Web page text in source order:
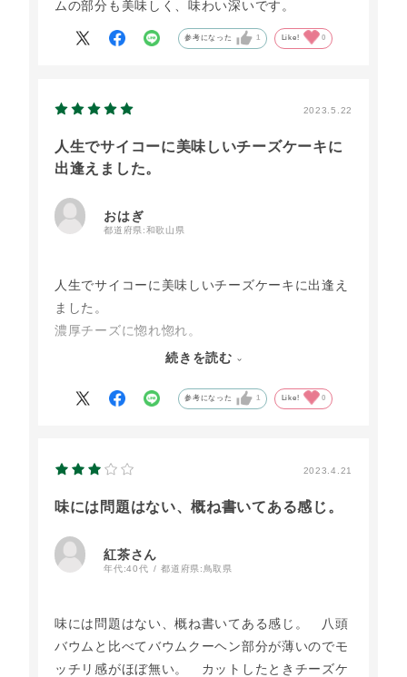
ムの部分も美味しく、味わい深いです。
参考になった 1 Like! 0
2023.5.22
人生でサイコーに美味しいチーズケーキに
出逢えました。
おはぎ
都道府県:和歌山県
人生でサイコーに美味しいチーズケーキに出逢え
ました。
濃厚チーズに惚れ惚れ。
まさに至福の時間を味わえました。
負けず劣らず。
と感じました。
続きを読む
参考になった 1 Like! 0
2023.4.21
味には問題はない、概ね書いてある感じ。
紅茶さん
年代:40代 都道府県: 鳥取県
味には問題はない、概ね書いてある感じ。 八頭
バウムと比べてバウムクーヘン部分が薄いのでモ
ッチリ感がほぼ無い。 カットしたときチーズケ